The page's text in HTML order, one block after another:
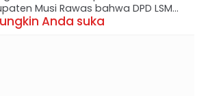
Musi Rawas bahwa DPD LSM
hadir di Kabupaten Musi Rawas.
PKRN mengatakan pentingnya
Anda suka